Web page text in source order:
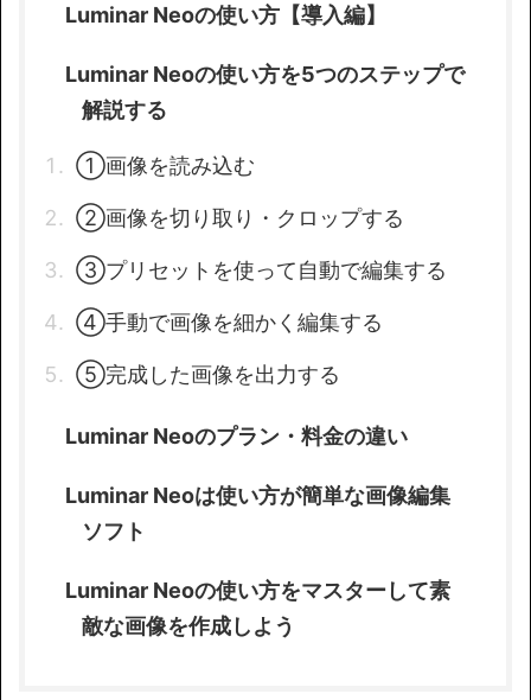
Luminar Neoの使い方【導入編】
Luminar Neoの使い方を5つのステップで
解説する
①画像を読み込む
②画像を切り取り・クロップする
③プリセットを使って自動で編集する
④手動で画像を細かく編集する
⑤完成した画像を出力する
Luminar Neoのプラン・料金の違い
Luminar Neoは使い方が簡単な画像編集
ソフト
Luminar Neoの使い方をマスターして素
敵な画像を作成しよう